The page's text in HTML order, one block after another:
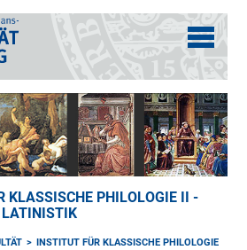
KLASSISCHE PHILOLOGIE II -
LATINISTIK
INSTITUT FÜR KLASSISCHE PHILOLOGIE